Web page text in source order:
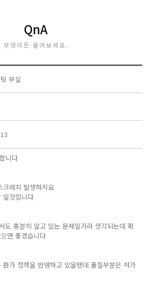
QnA
무엇이든 물어보세요.
부실
니다
크레치 발생하지요
일것입니다
도 충분히 알고 있는 문제일거라 생각되는데 확
면 좋겠습니다
판가 정책을 반영하고 있을텐데 품질부분은 저가